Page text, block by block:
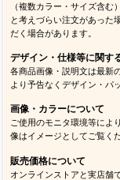
（複数カラー・サイズ含
と考えづらい注文があった
だく場合があります。
デザイン・仕様等に関す
各商品画像・説明文は最新
より予告なくデザイン・パ
画像・カラーについて
ご使用のモニタ環境等によ
像はイメージとしてご覧く
販売価格について
オンラインストアと実店舗